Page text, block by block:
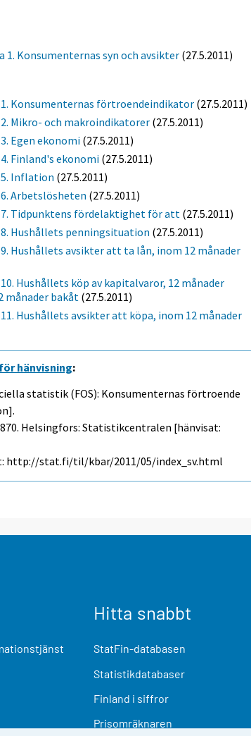
1. Konsumenternas syn och avsikter (27.5.2011)
Konsumenternas förtroendeindikator (27.5.2011)
Mikro- och makroindikatorer (27.5.2011)
Egen ekonomi (27.5.2011)
Finland's ekonomi (27.5.2011)
Inflation (27.5.2011)
Arbetslösheten (27.5.2011)
Tidpunktens fördelaktighet för att (27.5.2011)
Hushållets penningsituation (27.5.2011)
Hushållets avsikter att ta lån, inom 12 månader
Hushållets köp av kapitalvaror, 12 månader
månader bakåt (27.5.2011)
Hushållets avsikter att köpa, inom 12 månader
hänvisning:
statistik (FOS): Konsumenternas förtroende
Helsingfors: Statistikcentralen [hänvisat:
http://stat.fi/til/kbar/2011/05/index_sv.html
Hitta snabbt
StatFin-databasen
Statistikdatabaser
Finland i siffror
Prisomräknaren